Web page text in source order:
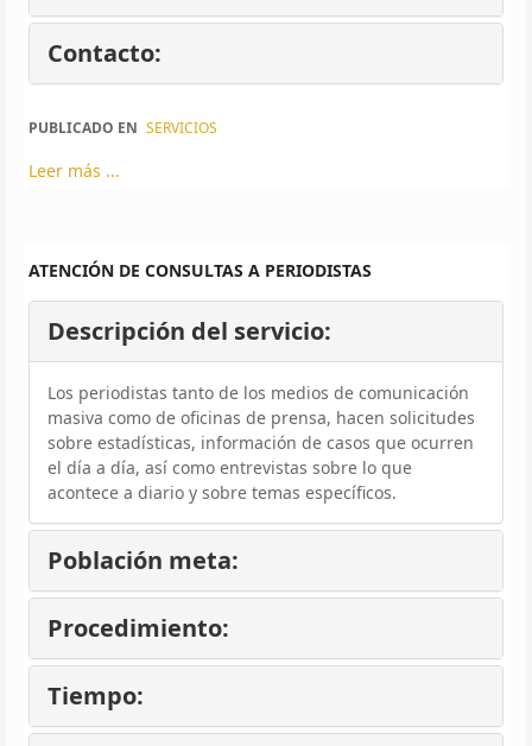
Contacto:
PUBLICADO EN SERVICIOS
Leer más ...
ATENCIÓN DE CONSULTAS A PERIODISTAS
Descripción del servicio:
Los periodistas tanto de los medios de comunicación
masiva como de oficinas de prensa, hacen solicitudes
sobre estadísticas, información de casos que ocurren
el día a día, así como entrevistas sobre lo que
acontece a diario y sobre temas específicos.
Población meta:
Procedimiento:
Tiempo: